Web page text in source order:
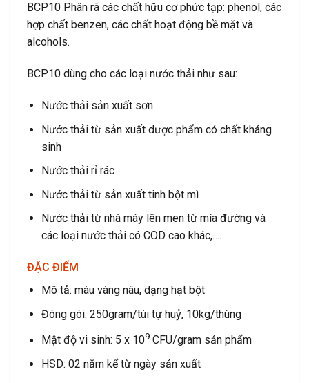
BCP10 Phân rã các chất hữu cơ phức tạp: phenol, các
hợp chất benzen, các chất hoạt động bề mặt và
alcohols.
BCP10 dùng cho các loại nước thải như sau:
Nước thải sản xuất sơn
Nước thải từ sản xuất dược phẩm có chất kháng
sinh
Nước thải rỉ rác
Nước thải từ sản xuất tinh bột mì
Nước thải từ nhà máy lên men từ mía đường và
các loại nước thải có COD cao khác,….
ĐẶC ĐIỂM
Mô tả: màu vàng nâu, dạng hạt bột
Đóng gói: 250gram/túi tự huỷ, 10kg/thùng
Mật độ vi sinh: 5 x 109CFU/gram sản phẩm
HSD: 02 năm kể từ ngày sản xuất